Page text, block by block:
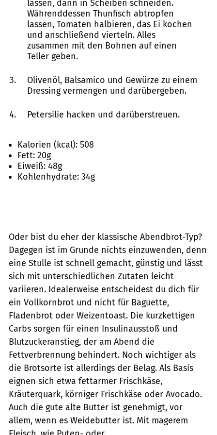
lassen, dann in Scheiben schneiden.
Währenddessen Thunfisch abtropfen
lassen, Tomaten halbieren, das Ei kochen
und anschließend vierteln. Alles
zusammen mit den Bohnen auf einen
Teller geben.
Olivenöl, Balsamico und Gewürze zu einem
Dressing vermengen und darübergeben.
Petersilie hacken und darüberstreuen.
Kalorien (kcal): 508
Fett: 20g
Eiweiß: 48g
Kohlenhydrate: 34g
Oder bist du eher der klassische Abendbrot-Typ?
Dagegen ist im Grunde nichts einzuwenden, denn
eine Stulle ist schnell gemacht, günstig und lässt
sich mit unterschiedlichen Zutaten leicht
variieren. Idealerweise entscheidest du dich für
ein Vollkornbrot und nicht für Baguette,
Fladenbrot oder Weizentoast. Die kurzkettigen
Carbs sorgen für einen Insulinausstoß und
Blutzuckeranstieg, der am Abend die
Fettverbrennung behindert. Noch wichtiger als
die Brotsorte ist allerdings der Belag. Als Basis
eignen sich etwa fettarmer Frischkäse,
Kräuterquark, körniger Frischkäse oder Avocado.
Auch die gute alte Butter ist genehmigt, vor
allem, wenn es Weidebutter ist. Mit magerem